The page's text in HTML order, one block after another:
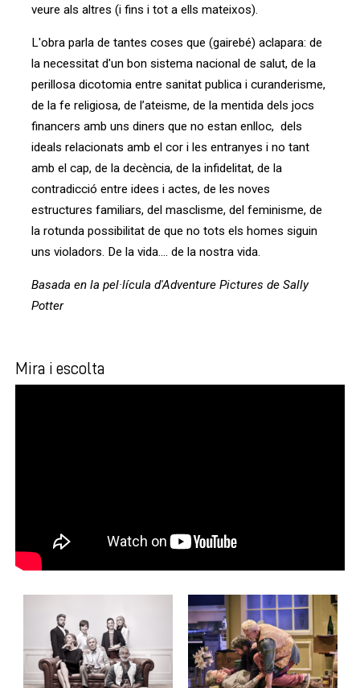
veure als altres (i fins i tot a ells mateixos).
L'obra parla de tantes coses que (gairebé) aclapara: de
la necessitat d'un bon sistema nacional de salut, de la
perillosa dicotomia entre sanitat publica i curanderisme,
de la fe religiosa, de l’ateisme, de la mentida dels jocs
financers amb uns diners que no estan enlloc, dels
ideals relacionats amb el cor i les entranyes i no tant
amb el cap, de la decència, de la infidelitat, de la
contradicció entre idees i actes, de les noves
estructures familiars, del masclisme, del feminisme, de
la rotunda possibilitat de que no tots els homes siguin
uns violadors. De la vida.... de la nostra vida.
Basada en la pel·lícula d'Adventure Pictures de Sally
Potter
Mira i escolta